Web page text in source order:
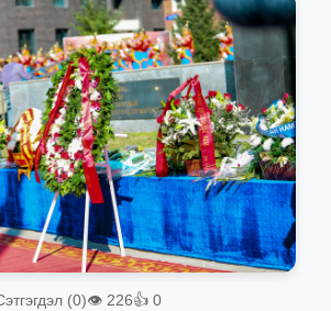
(0)👁 226👍 0